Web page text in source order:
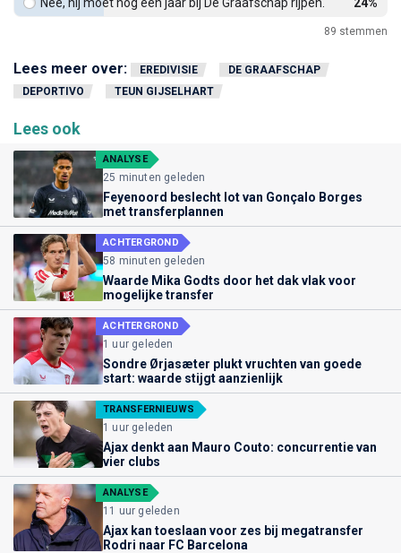
89 stemmen
Lees meer over: EREDIVISIE
DE GRAAFSCHAP
DEPORTIVO
TEUN GIJSELHART
Lees ook
ANALYSE
25 minuten geleden
Feyenoord beslecht lot van Gonçalo Borges
met transferplannen
ACHTERGROND
58 minuten geleden
Waarde Mika Godts door het dak vlak voor
mogelijke transfer
ACHTERGROND
1 uur geleden
Sondre Ørjasæter plukt vruchten van goede
start: waarde stijgt aanzienlijk
TRANSFERNIEUWS
1 uur geleden
Ajax denkt aan Mauro Couto: concurrentie van
vier clubs
ANALYSE
11 uur geleden
Ajax kan toeslaan voor zes bij megatransfer
Rodri naar FC Barcelona